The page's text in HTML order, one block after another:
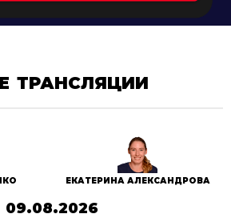
ТРАНСЛЯЦИИ
ЕКАТЕРИНА АЛЕКСАНДРОВА
09.08.2026